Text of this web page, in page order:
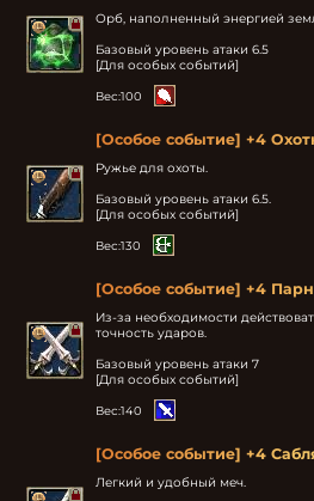
Орб, наполненный энергией
Базовый уровень атаки 6.5
[Для особых событий]
Вес:100
[Особое событие] +4
Ружье для охоты.
Базовый уровень атаки 6.5.
[Для особых событий]
Вес:130
[Особое событие] +4
Из-за необходимости
точность ударов.
Базовый уровень атаки 7
[Для особых событий]
Вес:140
[Особое событие] +4
Легкий и удобный меч.